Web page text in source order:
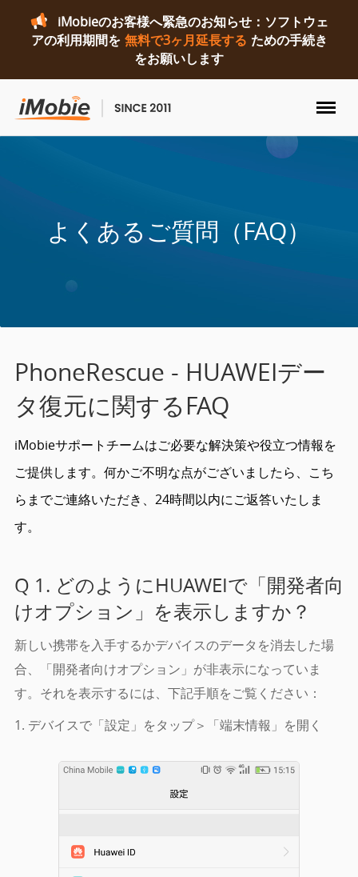
iMobieのお客様へ緊急のお知らせ：ソフトウェ
アの利用期間を 無料で3ヶ月延長する ための手続き
をお願いします
マルチメディア
ストア
ダウンロード
サポート
言語選択
よくあるご質問（FAQ）
PhoneRescue - HUAWEIデー
タ復元に関するFAQ
iMobieサポートチームはご必要な解決策や役立つ情報を
ご提供します。何かご不明な点がございましたら、こち
らまでご連絡いただき、24時間以内にご返答いたしま
す。
Q 1. どのようにHUAWEIで「開発者向
けオプション」を表示しますか？
新しい携帯を入手するかデバイスのデータを消去した場
合、「開発者向けオプション」が非表示になっていま
す。それを表示するには、下記手順をご覧ください：
1. デバイスで「設定」をタップ＞「端末情報」を開く